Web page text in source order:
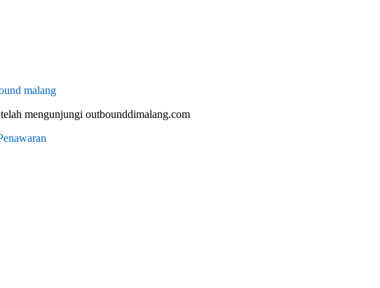
malang
mengunjungi outbounddimalang.com